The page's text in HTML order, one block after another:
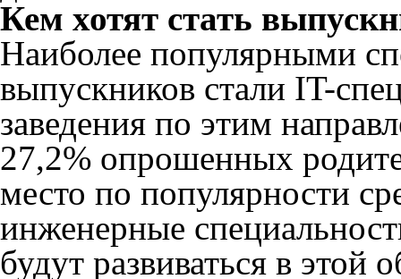
Кем хотят стать
Наиболее популярными
выпускников стали IT-
заведения по этим
27,2% опрошенных
место по популярности
инженерные
будут развиваться в этой